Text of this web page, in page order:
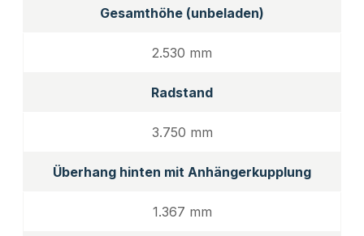
Gesamthöhe (unbeladen)
2.530 mm
Radstand
3.750 mm
Überhang hinten mit Anhängerkupplung
1.367 mm